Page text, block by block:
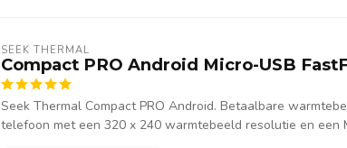
SEEK THERMAL
Compact PRO Android Micro-USB
Seek Thermal Compact PRO Android. Betaalbare
telefoon met een 320 x 240 warmtebeeld resolutie en een